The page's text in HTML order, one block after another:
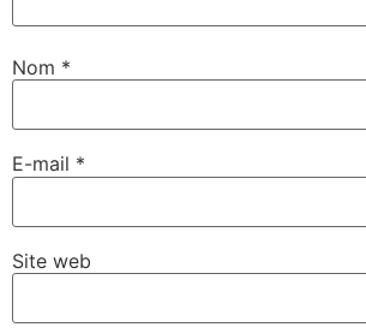
Nom *
E-mail *
Site web